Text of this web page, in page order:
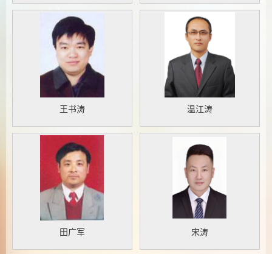
王书涛 温江涛
田广军 宋涛